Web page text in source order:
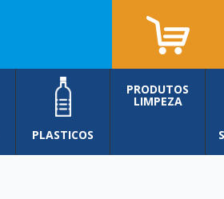
PLASTICOS
PRODUTOS
LIMPEZA